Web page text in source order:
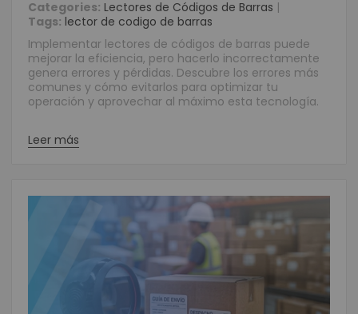
Categories: Lectores de Códigos de Barras |
Tags: lector de codigo de barras
Implementar lectores de códigos de barras puede
mejorar la eficiencia, pero hacerlo incorrectamente
genera errores y pérdidas. Descubre los errores más
comunes y cómo evitarlos para optimizar tu
operación y aprovechar al máximo esta tecnología.
Leer más